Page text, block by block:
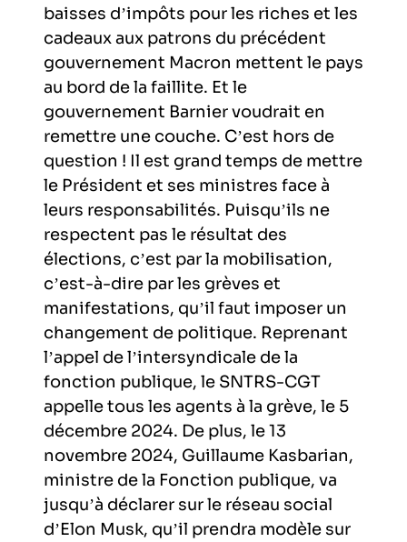
baisses d’impôts pour les riches et les
cadeaux aux patrons du précédent
gouvernement Macron mettent le pays
au bord de la faillite. Et le
gouvernement Barnier voudrait en
remettre une couche. C’est hors de
question ! Il est grand temps de mettre
le Président et ses ministres face à
leurs responsabilités. Puisqu’ils ne
respectent pas le résultat des
élections, c’est par la mobilisation,
c’est-à-dire par les grèves et
manifestations, qu’il faut imposer un
changement de politique. Reprenant
l’appel de l’intersyndicale de la
fonction publique, le SNTRS-CGT
appelle tous les agents à la grève, le 5
décembre 2024. De plus, le 13
novembre 2024, Guillaume Kasbarian,
ministre de la Fonction publique, va
jusqu’à déclarer sur le réseau social
d’Elon Musk, qu’il prendra modèle sur